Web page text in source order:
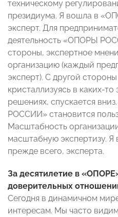
техническому
президиума. Я вошла в
эксперт. Для
деятельность «ОПОРЫ
стороны, экспертное
организацию (каждый
эксперт). С другой
кристаллизуясь в каких-то
решениях, спускается
РОССИИ» становится
Масштабность
масштабную экспертизу.
прежде всего, эксперта.
За десятилетие в
доверительных
Сегодня в динамичном
интересам. Мы часто